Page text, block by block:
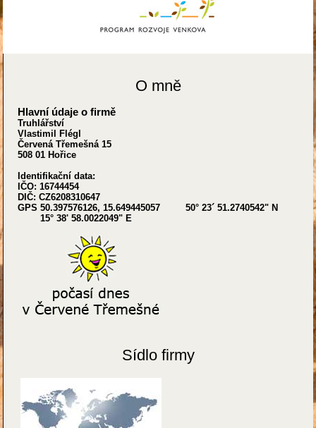
O mně
Hlavní údaje o firmě
Truhlářství
Vlastimil Flégl
Červená Třemešná 15
508 01 Hořice
Identifikační data:
IČO: 16744454
DIČ: CZ6208310647
GPS 50.397576126, 15.649445057 50° 23´ 51.2740542" N
15° 38' 58.0022049" E
Sídlo firmy